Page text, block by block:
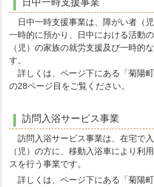
日中一時支援事業
日中一時支援事業は、障がい者（
一時的に預かり、日中における活動
（児）の家族の就労支援及び一時的
す。
詳しくは、ページ下にある「菊陽町
の28ページ目をご覧ください。
訪問入浴サービス事業
訪問入浴サービス事業は、在宅で
（児）の方に、移動入浴車により利
スを行う事業です。
詳しくは、ページ下にある「菊陽町